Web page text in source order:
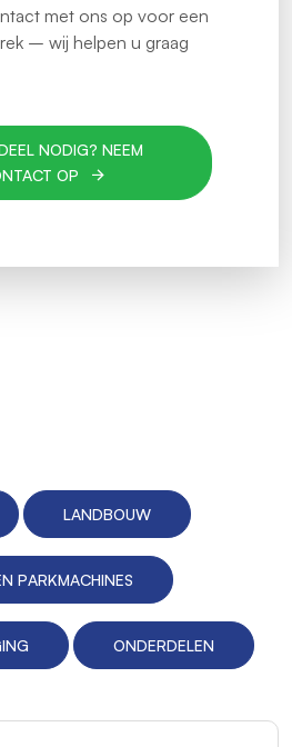
met ons op voor een
– wij helpen u graag
NODIG? NEEM
OP
LANDBOUW
PARKMACHINES
ONDERDELEN